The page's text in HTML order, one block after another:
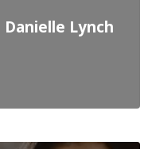
Danielle Lynch